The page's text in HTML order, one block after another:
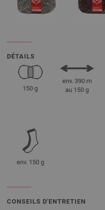
DÉTAILS
150 g
env. 390 m
au 150 g
env. 150 g
CONSEILS D'ENTRETIEN